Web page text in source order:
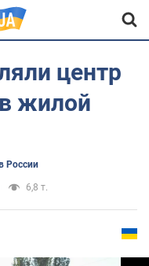
центр
жилой
России
6,8 т.